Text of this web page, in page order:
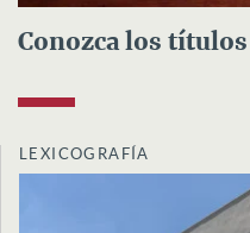
Conozca los
LEXICOGRAFÍA